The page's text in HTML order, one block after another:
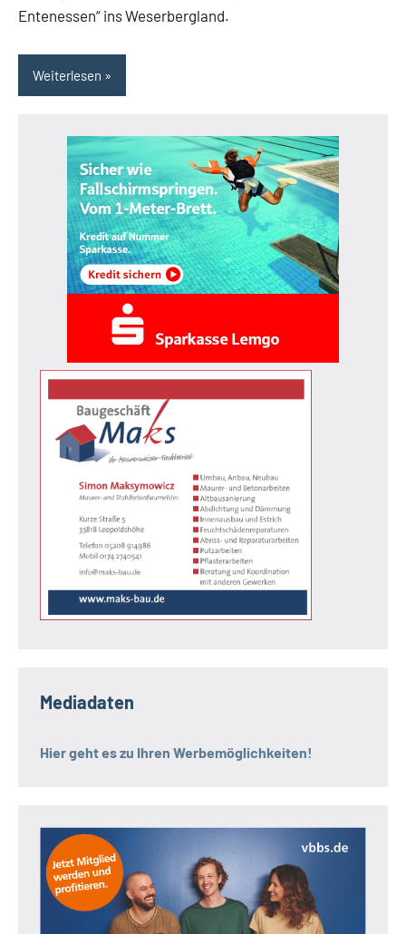
Entenessen“ ins Weserbergland.
Weiterlesen
Mediadaten
Hier geht es zu Ihren Werbemöglichkeiten!